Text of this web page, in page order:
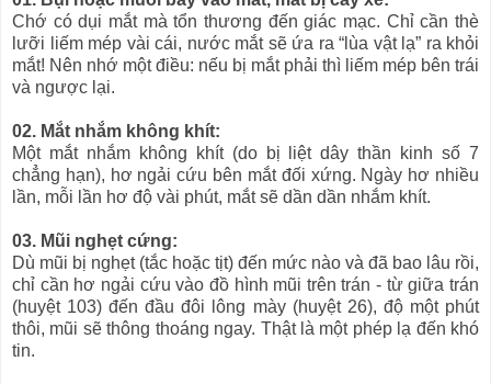
Chớ có dụi mắt mà tổn thương đến giác mạc. Chỉ cần thè
lưỡi liếm mép vài cái, nước mắt sẽ ứa ra “lùa vật lạ” ra khỏi
mắt! Nên nhớ một điều: nếu bị mắt phải thì liếm mép bên trái
và ngược lại.
02. Mắt nhắm không khít:
Một mắt nhắm không khít (do bị liệt dây thần kinh số 7
chẳng hạn), hơ ngải cứu bên mắt đối xứng. Ngày hơ nhiều
lần, mỗi lần hơ độ vài phút, mắt sẽ dần dần nhắm khít.
03. Mũi nghẹt cứng:
Dù mũi bị nghẹt (tắc hoặc tịt) đến mức nào và đã bao lâu rồi,
chỉ cần hơ ngải cứu vào đồ hình mũi trên trán - từ giữa trán
(huyệt 103) đến đầu đôi lông mày (huyệt 26), độ một phút
thôi, mũi sẽ thông thoáng ngay. Thật là một phép lạ đến khó
tin.